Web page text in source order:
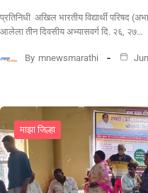
प्रतिनिधी अखिल भारतीय विद्यार्थी परिषद
आलेला तीन दिवसीय अभ्यासवर्ग दि. २६, २७…
By mnewsmarathi
माझा जिल्हा